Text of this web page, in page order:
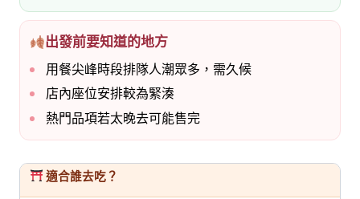
出發前要知道的地方
用餐尖峰時段排隊人潮眾多，需久候
店內座位安排較為緊湊
熱門品項若太晚去可能售完
適合誰去吃？